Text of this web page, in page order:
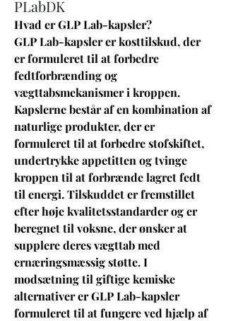
PLabDK
Hvad er GLP Lab-kapsler?
GLP Lab-kapsler er kosttilskud, der
er formuleret til at forbedre
fedtforbrænding og
vægttabsmekanismer i kroppen.
Kapslerne består af en kombination af
naturlige produkter, der er
formuleret til at forbedre stofskiftet,
undertrykke appetitten og tvinge
kroppen til at forbrænde lagret fedt
til energi. Tilskuddet er fremstillet
efter høje kvalitetsstandarder og er
beregnet til voksne, der ønsker at
supplere deres vægttab med
ernæringsmæssig støtte. I
modsætning til giftige kemiske
alternativer er GLP Lab-kapsler
formuleret til at fungere ved hjælp af